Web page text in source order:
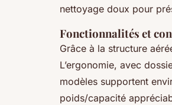
nettoyage doux pour
Fonctionnalités et
Grâce à la structure
L’ergonomie, avec
modèles supportent
poids/capacité